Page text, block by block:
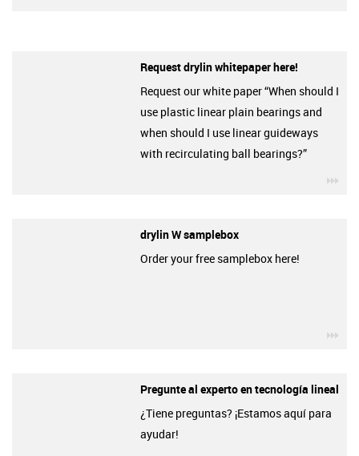
Request drylin whitepaper here!
Request our white paper “When should I
use plastic linear plain bearings and
when should I use linear guideways
with recirculating ball bearings?”
drylin W samplebox
Order your free samplebox here!
Pregunte al experto en tecnología lineal
¿Tiene preguntas? ¡Estamos aquí para
ayudar!